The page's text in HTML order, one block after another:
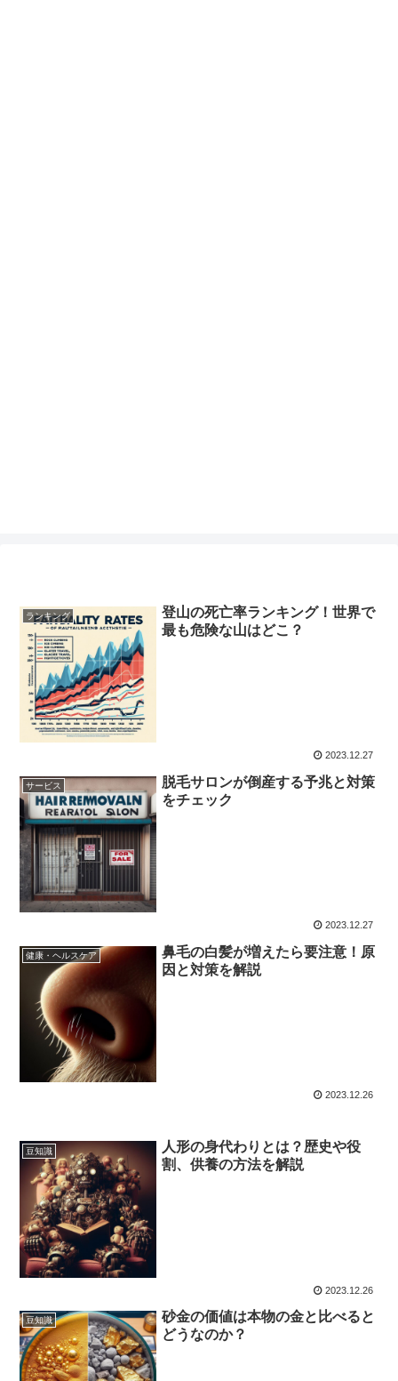
ランキング
登山の死亡率ランキング！世界で
最も危険な山はどこ？
2023.12.27
サービス
脱毛サロンが倒産する予兆と対策
をチェック
2023.12.27
健康・ヘルスケア
鼻毛の白髪が増えたら要注意！原
因と対策を解説
2023.12.26
豆知識
人形の身代わりとは？歴史や役
割、供養の方法を解説
2023.12.26
豆知識
砂金の価値は本物の金と比べると
どうなのか？